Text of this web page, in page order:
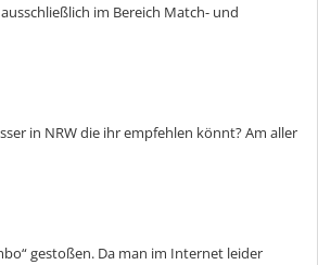
im Bereich Match- und
in NRW die ihr empfehlen könnt? Am aller
gestoßen. Da man im Internet leider